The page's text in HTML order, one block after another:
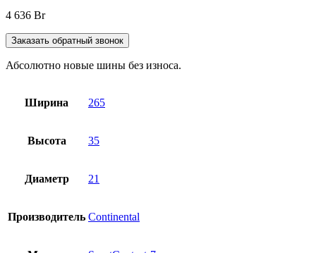
4 636 Br
Заказать обратный звонок
Абсолютно новые шины без износа.
Ширина 265
Высота 35
Диаметр 21
Производитель Continental